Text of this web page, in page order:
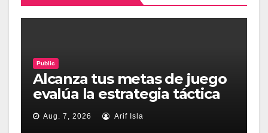
Public
Alcanza tus metas de juego
evalúa la estrategia táctica
de casino de jugadon
Argentina
Aug. 7, 2026 Arif Isla